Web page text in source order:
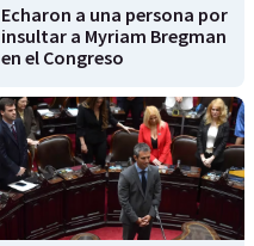
Echaron a una persona por
insultar a Myriam Bregman
en el Congreso